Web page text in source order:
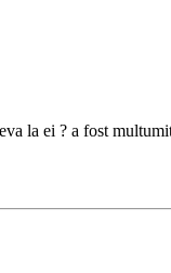
la ei ? a fost